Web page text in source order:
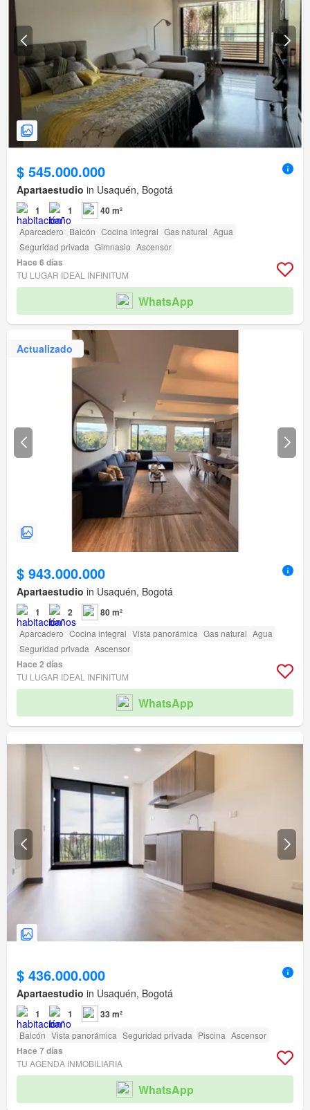
$ 545.000.000
Apartaestudio in Usaquén, Bogotá
1 1 40 m²
Aparcadero Balcón Cocina integral Gas natural Agua
Seguridad privada Gimnasio Ascensor
Hace 6 días
TU LUGAR IDEAL INFINITUM
WhatsApp
Actualizado
$ 943.000.000
Apartaestudio in Usaquén, Bogotá
1 2 80 m²
Aparcadero Cocina integral Vista panorámica Gas natural Agua
Seguridad privada Ascensor
Hace 2 días
TU LUGAR IDEAL INFINITUM
WhatsApp
$ 436.000.000
Apartaestudio in Usaquén, Bogotá
1 1 33 m²
Balcón Vista panorámica Seguridad privada Piscina Ascensor
Hace 7 días
TU AGENDA INMOBILIARIA
WhatsApp